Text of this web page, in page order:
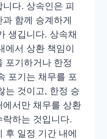
다. 상속인은 피
함께 승계하게
생깁니다. 상속채
에서 상환 책임이
포기하거나 한정
포기는 채무를 포
는 것이고, 한정 승
에서만 채무를 상환
하는 것입니다.
후 일정 기간 내에